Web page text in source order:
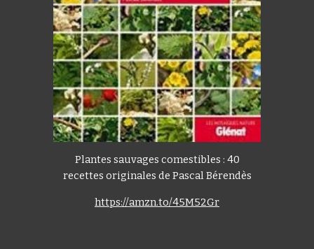
Plantes sauvages comestibles : 40
recettes originales de Pascal Bérendès
https://amzn.to/45M52Gr